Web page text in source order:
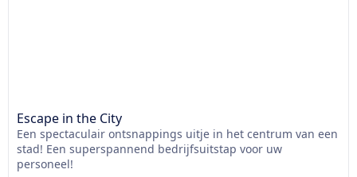
Escape in the City
Een spectaculair ontsnappings uitje in het centrum van een
stad! Een superspannend bedrijfsuitstap voor uw
personeel!